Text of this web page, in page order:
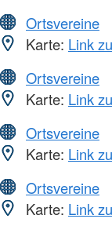
Ortsvereine
Karte: Link
Ortsvereine
Karte: Link
Ortsvereine
Karte: Link
Ortsvereine
Karte: Link